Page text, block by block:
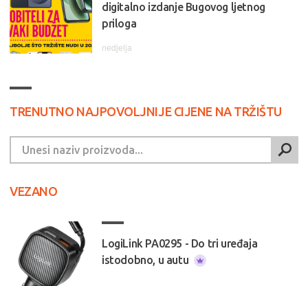
digitalno izdanje Bugovog ljetnog
priloga
nedjelja
TRENUTNO NAJPOVOLJNIJE CIJENE NA TRŽIŠTU
VEZANO
LogiLink PA0295 - Do tri uređaja
istodobno, u autu